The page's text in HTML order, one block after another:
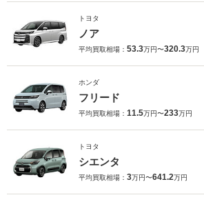
トヨタ
ノア
平均買取相場： 53.3万円〜320.3万円
ホンダ
フリード
平均買取相場： 11.5万円〜233万円
トヨタ
シエンタ
平均買取相場： 3万円〜641.2万円